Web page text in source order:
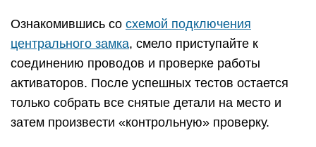
Ознакомившись со схемой подключения
центрального замка, смело приступайте к
соединению проводов и проверке работы
активаторов. После успешных тестов остается
только собрать все снятые детали на место и
затем произвести «контрольную» проверку.